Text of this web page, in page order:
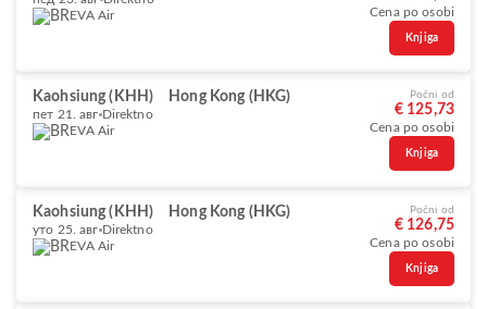
EVA Air
Cena po osobi
Knjiga
Kaohsiung (KHH) Hong Kong (HKG)
пет 21. авг Direktno
EVA Air
Počni od
€ 125,73
Cena po osobi
Knjiga
Kaohsiung (KHH) Hong Kong (HKG)
уто 25. авг Direktno
EVA Air
Počni od
€ 126,75
Cena po osobi
Knjiga